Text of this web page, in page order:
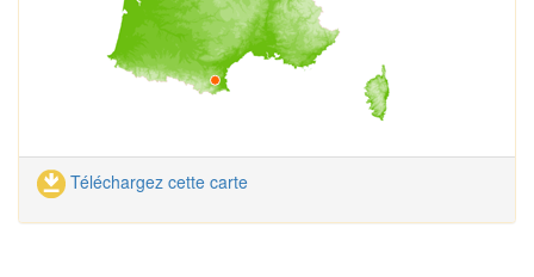
Téléchargez cette carte